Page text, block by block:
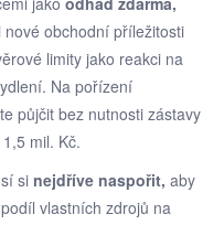
nové obchodní příležitosti
limity jako reakci na
Na pořízení
půjčit bez nutnosti zástavy
mil. Kč.
si nejdříve naspořit, aby
vlastních zdrojů na